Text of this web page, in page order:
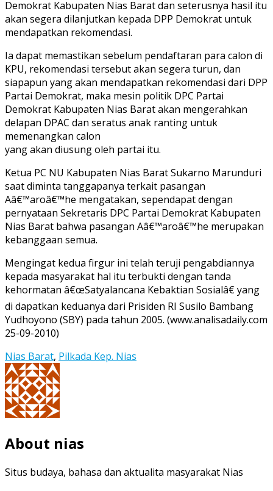
Demokrat Kabupaten Nias Barat dan seterusnya hasil itu
akan segera dilanjutkan kepada DPP Demokrat untuk
mendapatkan rekomendasi.
Ia dapat memastikan sebelum pendaftaran para calon di
KPU, rekomendasi tersebut akan segera turun, dan
siapapun yang akan mendapatkan rekomendasi dari DPP
Partai Demokrat, maka mesin politik DPC Partai
Demokrat Kabupaten Nias Barat akan mengerahkan
delapan DPAC dan seratus anak ranting untuk
memenangkan calon
yang akan diusung oleh partai itu.
Ketua PC NU Kabupaten Nias Barat Sukarno Marunduri
saat diminta tanggapanya terkait pasangan
Aâ€™aroâ€™he mengatakan, sependapat dengan
pernyataan Sekretaris DPC Partai Demokrat Kabupaten
Nias Barat bahwa pasangan Aâ€™aroâ€™he merupakan
kebanggaan semua.
Mengingat kedua firgur ini telah teruji pengabdiannya
kepada masyarakat hal itu terbukti dengan tanda
kehormatan â€œSatyalancana Kebaktian Sosialâ€ yang
di dapatkan keduanya dari Prisiden RI Susilo Bambang
Yudhoyono (SBY) pada tahun 2005. (www.analisadaily.com
25-09-2010)
Nias Barat, Pilkada Kep. Nias
About nias
Situs budaya, bahasa dan aktualita masyarakat Nias